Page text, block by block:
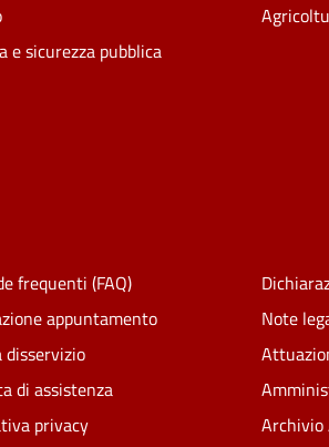
e sicurezza pubblica
frequenti (FAQ)
appuntamento
disservizio
di assistenza
privacy
Note
Archivio